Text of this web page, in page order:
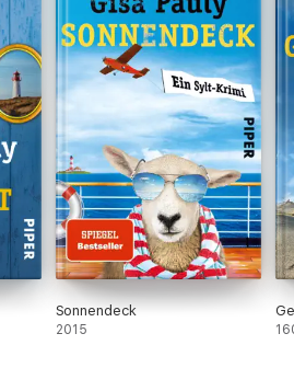
Sonnendeck
2015